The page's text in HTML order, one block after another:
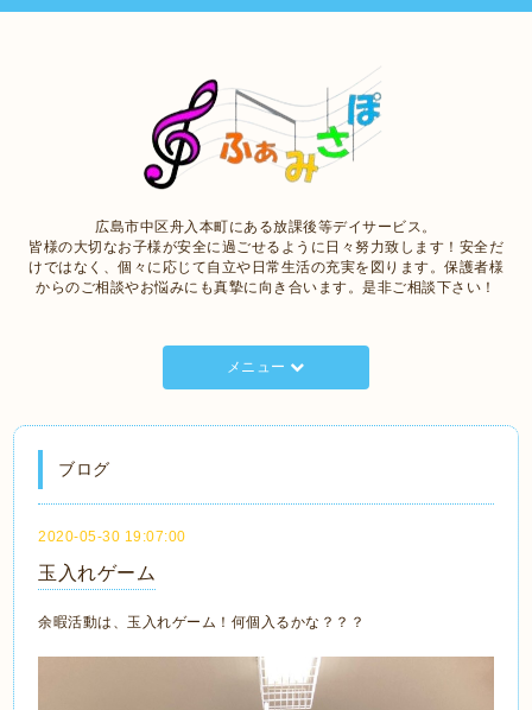
広島市中区舟入本町にある放課後等デイサービス。
皆様の大切なお子様が安全に過ごせるように日々努力致します！安全だ
けではなく、個々に応じて自立や日常生活の充実を図ります。保護者様
からのご相談やお悩みにも真摯に向き合います。是非ご相談下さい！
メニュー
ブログ
2020-05-30 19:07:00
玉入れゲーム
余暇活動は、玉入れゲーム！何個入るかな？？？